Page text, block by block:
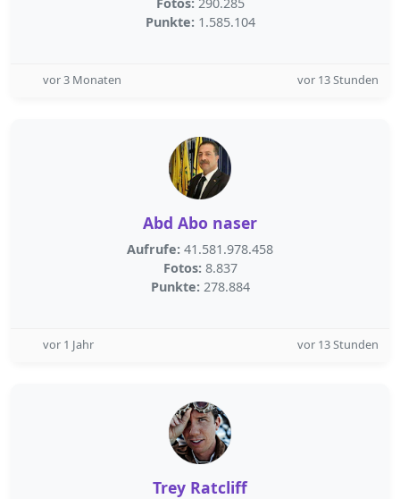
Punkte: 1.585.104
vor 3 Monaten vor 13 Stunden
Abd Abo naser
Aufrufe: 41.581.978.458
Fotos: 8.837
Punkte: 278.884
vor 1 Jahr vor 13 Stunden
Trey Ratcliff